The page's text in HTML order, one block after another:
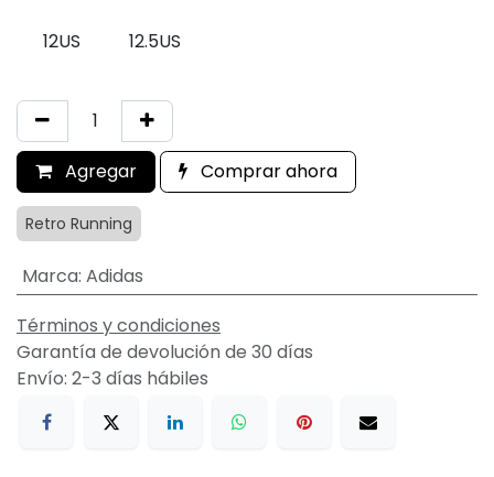
12US 12.5US
Agregar Comprar ahora
Retro Running
Marca: Adidas
Términos y condiciones
Garantía de devolución de 30 días
Envío: 2-3 días hábiles